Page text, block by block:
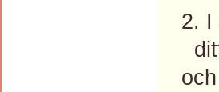
2. I